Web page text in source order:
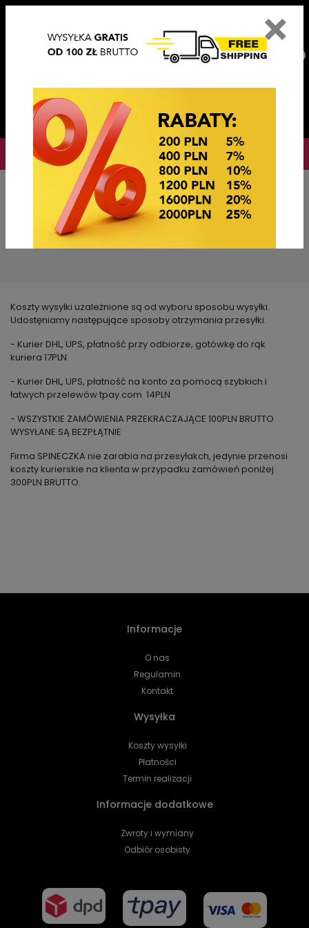
OKAZJE CENOWE! OKAZJE CENOWE!
Koszty wysyłki
Koszty wysyłki uzależnione są od wyboru sposobu wysyłki.
Udostęniamy następujące sposoby otrzymania przesyłki.
- Kurier DHL, UPS, płatność przy odbiorze, gotówkę do rąk
kuriera 17PLN
- Kurier DHL, UPS, płatność na konto za pomocą szybkich i
łatwych przelewów tpay.com 14PLN
- WSZYSTKIE ZAMÓWIENIA PRZEKRACZAJĄCE 100PLN BRUTTO
WYSYŁANE SĄ BEZPŁĄTNIE
Firma SPINECZKA nie zarabia na przesyłakch, jedynie przenosi
koszty kurierskie na klienta w przypadku zamówień poniżej
300PLN BRUTTO.
Informacje
O nas
Regulamin
Kontakt
Wysyłka
Koszty wysyłki
Płatności
Termin realizacji
Informacje dodatkowe
Zwroty i wymiany
Odbiór osobisty
×